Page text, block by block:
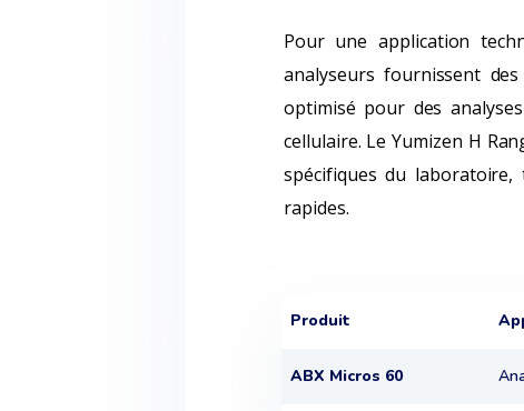
Pour une application
analyseurs fournissent
optimisé pour des
cellulaire. Le Yumizen H
spécifiques du
rapides.
Produit
ABX Micros 60